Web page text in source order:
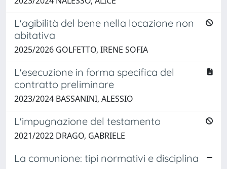
L'agibilità del bene nella locazione non
abitativa
2025/2026 GOLFETTO, IRENE SOFIA
L'esecuzione in forma specifica del
contratto preliminare
2023/2024 BASSANINI, ALESSIO
L'impugnazione del testamento
2021/2022 DRAGO, GABRIELE
La comunione: tipi normativi e disciplina